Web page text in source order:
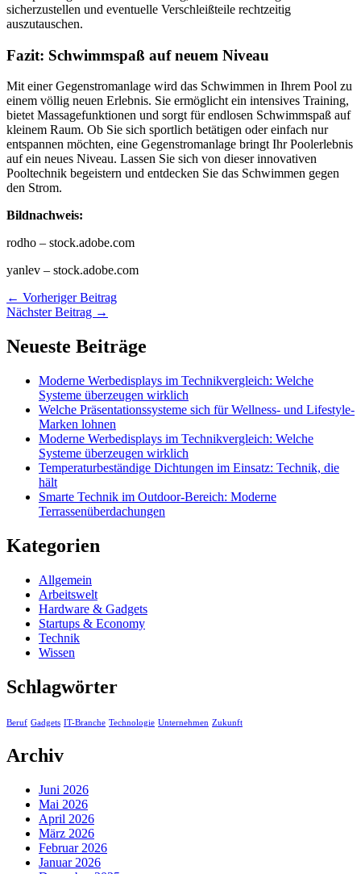
sicherzustellen und eventuelle Verschleißteile rechtzeitig
auszutauschen.
Fazit: Schwimmspaß auf neuem Niveau
Mit einer Gegenstromanlage wird das Schwimmen in Ihrem Pool zu
einem völlig neuen Erlebnis. Sie ermöglicht ein intensives Training,
bietet Massagefunktionen und sorgt für endlosen Schwimmspaß auf
kleinem Raum. Ob Sie sich sportlich betätigen oder einfach nur
entspannen möchten, eine Gegenstromanlage bringt Ihr Poolerlebnis
auf ein neues Niveau. Lassen Sie sich von dieser innovativen
Pooltechnik begeistern und entdecken Sie das Schwimmen gegen
den Strom.
Bildnachweis:
rodho – stock.adobe.com
yanlev – stock.adobe.com
← Vorheriger Beitrag
Nächster Beitrag →
Neueste Beiträge
Moderne Werbedisplays im Technikvergleich: Welche
Systeme überzeugen wirklich
Welche Präsentationssysteme sich für Wellness- und Lifestyle-
Marken lohnen
Moderne Werbedisplays im Technikvergleich: Welche
Systeme überzeugen wirklich
Temperaturbeständige Dichtungen im Einsatz: Technik, die
hält
Smarte Technik im Outdoor-Bereich: Moderne
Terrassenüberdachungen
Kategorien
Allgemein
Arbeitswelt
Hardware & Gadgets
Startups & Economy
Technik
Wissen
Schlagwörter
Beruf Gadgets IT-Branche Technologie Unternehmen Zukunft
Archiv
Juni 2026
Mai 2026
April 2026
März 2026
Februar 2026
Januar 2026